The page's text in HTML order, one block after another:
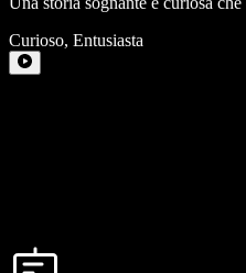
Curioso, Entusiasta